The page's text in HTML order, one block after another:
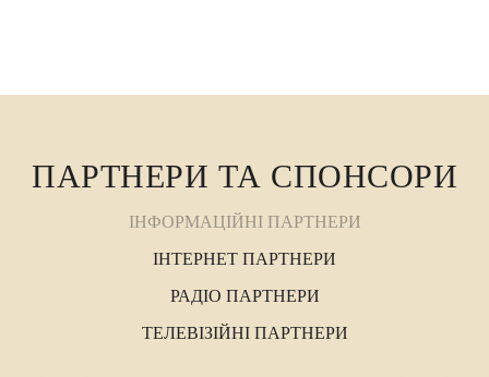
ПАРТНЕРИ ТА СПОНСОРИ
ІНФОРМАЦІЙНІ ПАРТНЕРИ
ІНТЕРНЕТ ПАРТНЕРИ
РАДІО ПАРТНЕРИ
ТЕЛЕВІЗІЙНІ ПАРТНЕРИ